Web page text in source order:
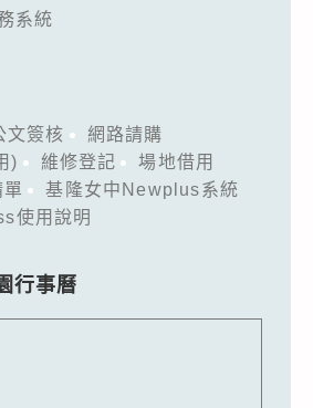
系統
文簽核
網路請購
)
維修登記
場地借用
基隆女中Newplus系統
使用說明
行事曆